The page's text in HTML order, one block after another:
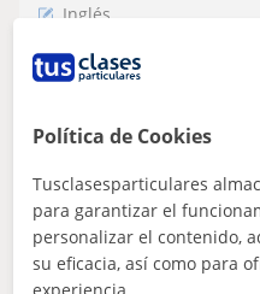
Inglés
Profesor de apoyo
Traductor y profesor de
en un enfoque práctico
Política de Cookies
Tusclasesparticulares
para garantizar el
personalizar el contenido,
su eficacia, así como para
experiencia.